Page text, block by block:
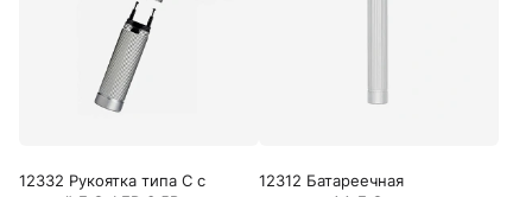
12332 Рукоятка типа C с
12312 Батареечная